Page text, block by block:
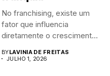
No franchising, existe um
fator que influencia
diretamente o crescimento
BYLAVINIA DE FREITAS
JULHO 1, 2026